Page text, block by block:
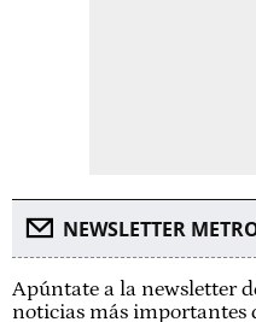
NEWSLETTER
Apúntate a la newsletter
noticias más importantes